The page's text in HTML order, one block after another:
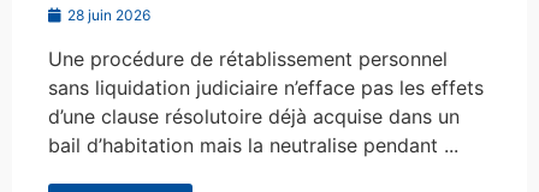
28 juin 2026
Une procédure de rétablissement personnel
sans liquidation judiciaire n’efface pas les effets
d’une clause résolutoire déjà acquise dans un
bail d’habitation mais la neutralise pendant ...